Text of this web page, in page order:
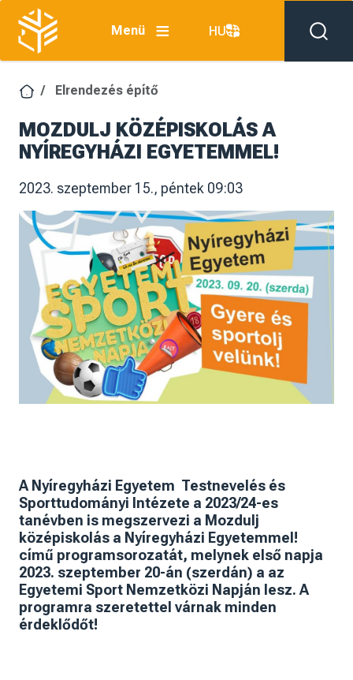
Ugrás a tartalomra
Menü
HU
Elrendezés építő
MOZDULJ KÖZÉPISKOLÁS A
NYÍREGYHÁZI EGYETEMMEL!
2023. szeptember 15., péntek 09:03
A Nyíregyházi Egyetem Testnevelés és
Sporttudományi Intézete a 2023/24-es
tanévben is megszervezi a Mozdulj
középiskolás a Nyíregyházi Egyetemmel!
című programsorozatát, melynek első napja
2023. szeptember 20-án (szerdán) a az
Egyetemi Sport Nemzetközi Napján lesz. A
programra szeretettel várnak minden
érdeklődőt!